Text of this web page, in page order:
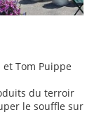
et Tom Puippe
du terroir
le souffle sur